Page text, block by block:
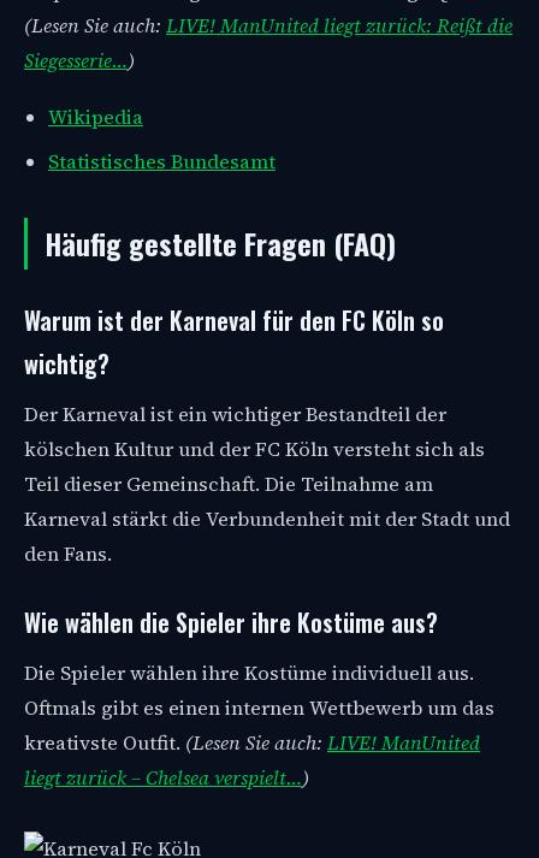
(Lesen Sie auch: LIVE! ManUnited liegt zurück: Reißt die
Siegesserie…)
Wikipedia
Statistisches Bundesamt
Häufig gestellte Fragen (FAQ)
Warum ist der Karneval für den FC Köln so
wichtig?
Der Karneval ist ein wichtiger Bestandteil der
kölschen Kultur und der FC Köln versteht sich als
Teil dieser Gemeinschaft. Die Teilnahme am
Karneval stärkt die Verbundenheit mit der Stadt und
den Fans.
Wie wählen die Spieler ihre Kostüme aus?
Die Spieler wählen ihre Kostüme individuell aus.
Oftmals gibt es einen internen Wettbewerb um das
kreativste Outfit. (Lesen Sie auch: LIVE! ManUnited
liegt zurück – Chelsea verspielt…)